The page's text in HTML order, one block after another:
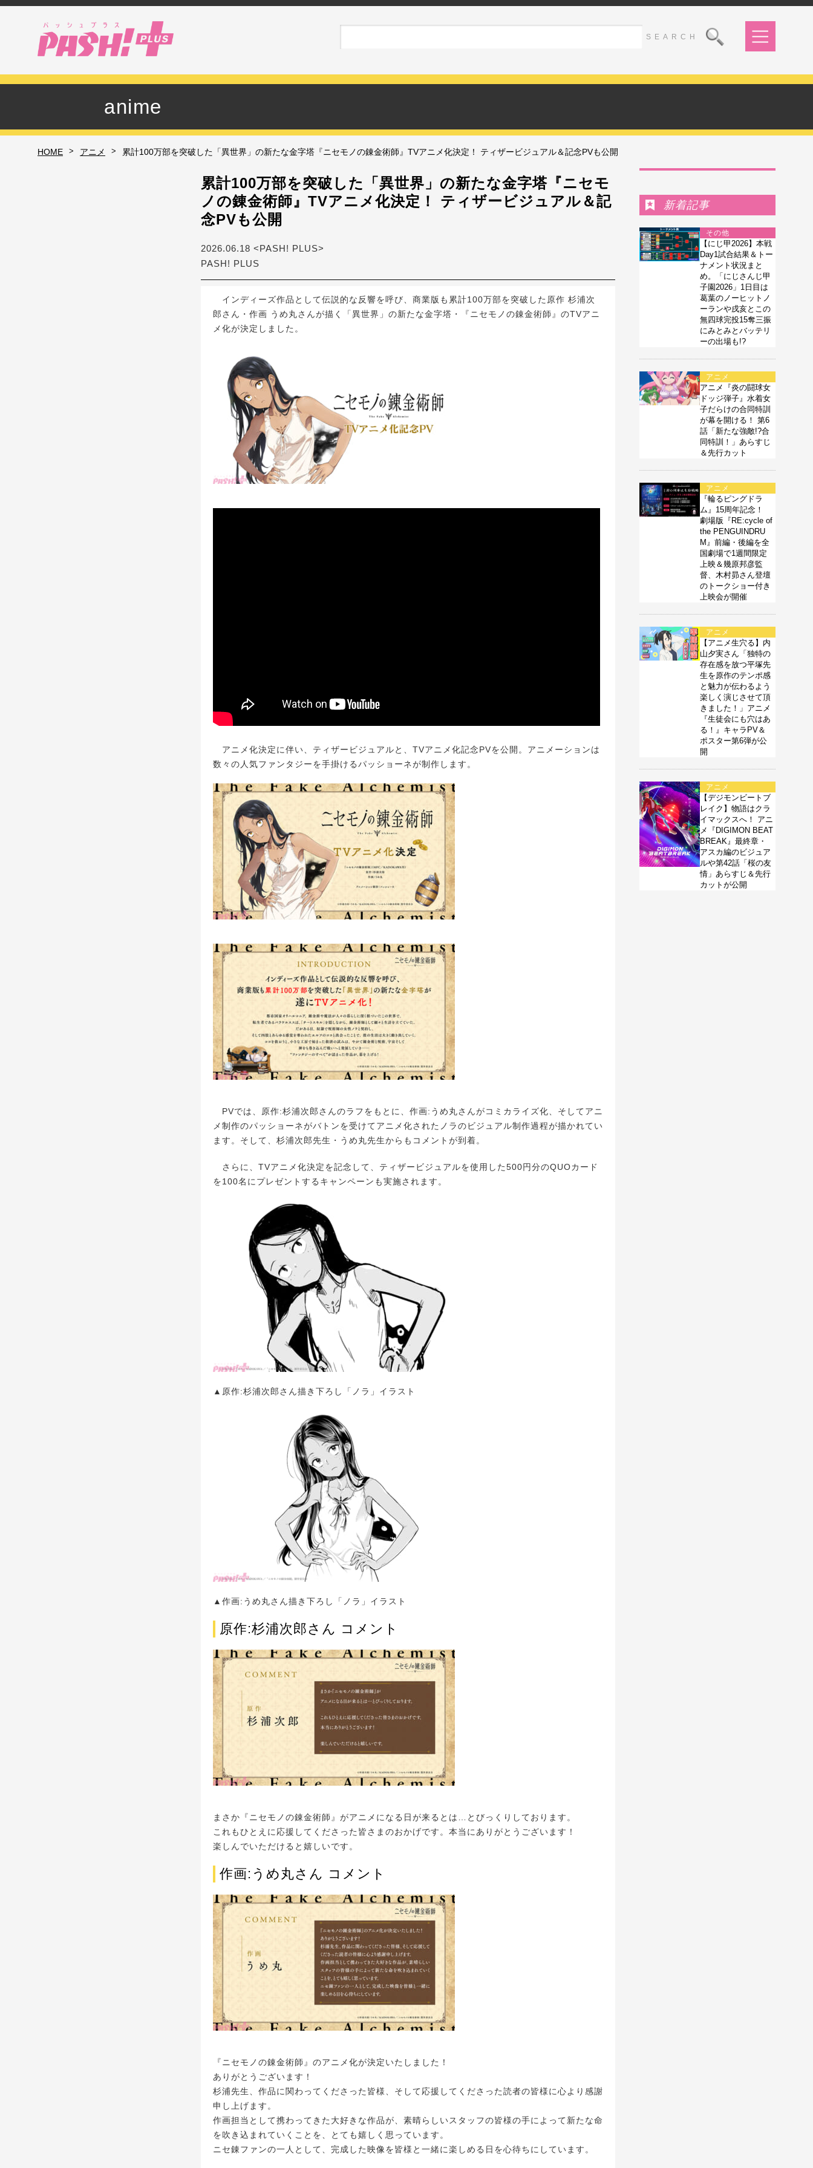
anime
HOME > アニメ > 累計100万部を突破した「異世界」の新たな金字塔『ニセモノの錬金術師』TVアニメ化決定！ ティザービジュアル＆記念PVも公開
累計100万部を突破した「異世界」の新たな金字塔『ニセモ
ノの錬金術師』TVアニメ化決定！ ティザービジュアル＆記
念PVも公開
2026.06.18 <PASH! PLUS>
PASH! PLUS
インディーズ作品として伝説的な反響を呼び、商業版も累計100万部を突破した原作 杉浦次
郎さん・作画 うめ丸さんが描く「異世界」の新たな金字塔・『ニセモノの錬金術師』のTVアニ
メ化が決定しました。
アニメ化決定に伴い、ティザービジュアルと、TVアニメ化記念PVを公開。アニメーションは
数々の人気ファンタジーを手掛けるパッショーネが制作します。
PVでは、原作:杉浦次郎さんのラフをもとに、作画:うめ丸さんがコミカライズ化、そしてアニ
メ制作のパッショーネがバトンを受けてアニメ化されたノラのビジュアル制作過程が描かれてい
ます。そして、杉浦次郎先生・うめ丸先生からもコメントが到着。
さらに、TVアニメ化決定を記念して、ティザービジュアルを使用した500円分のQUOカード
を100名にプレゼントするキャンペーンも実施されます。
▲原作:杉浦次郎さん描き下ろし「ノラ」イラスト
▲作画:うめ丸さん描き下ろし「ノラ」イラスト
原作:杉浦次郎さん コメント
まさか『ニセモノの錬金術師』がアニメになる日が来るとは…とびっくりしております。
これもひとえに応援してくださった皆さまのおかげです。本当にありがとうございます！
楽しんでいただけると嬉しいです。
作画:うめ丸さん コメント
『ニセモノの錬金術師』のアニメ化が決定いたしました！
ありがとうございます！
杉浦先生、作品に関わってくださった皆様、そして応援してくださった読者の皆様に心より感謝
申し上げます。
作画担当として携わってきた大好きな作品が、素晴らしいスタッフの皆様の手によって新たな命
を吹き込まれていくことを、とても嬉しく思っています。
ニセ錬ファンの一人として、完成した映像を皆様と一緒に楽しめる日を心待ちにしています。
新着記事
その他
【にじ甲2026】本戦
Day1試合結果＆トー
ナメント状況まと
め。「にじさんじ甲
子園2026」1日目は
葛葉のノーヒットノ
ーランや戌亥とこの
無四球完投15奪三振
にみとみとバッテリ
ーの出場も!?
アニメ
アニメ『炎の闘球女
ドッジ弾子』水着女
子だらけの合同特訓
が幕を開ける！ 第6
話「新たな強敵!?合
同特訓！」あらすじ
＆先行カット
アニメ
『輪るピングドラ
ム』15周年記念！
劇場版『RE:cycle of
the PENGUINDRU
M』前編・後編を全
国劇場で1週間限定
上映＆幾原邦彦監
督、木村昴さん登壇
のトークショー付き
上映会が開催
アニメ
【アニメ生穴る】内
山夕実さん「独特の
存在感を放つ平塚先
生を原作のテンポ感
と魅力が伝わるよう
楽しく演じさせて頂
きました！」アニメ
『生徒会にも穴はあ
る！』キャラPV＆
ポスター第6弾が公
開
アニメ
【デジモンビートブ
レイク】物語はクラ
イマックスへ！ アニ
メ『DIGIMON BEAT
BREAK』最終章・
アスカ編のビジュア
ルや第42話「桜の友
情」あらすじ＆先行
カットが公開